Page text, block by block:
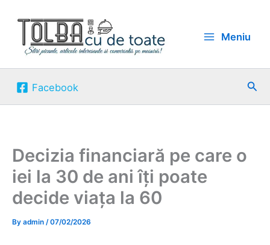
content
Meniu
Facebook
Decizia financiară pe care o
iei la 30 de ani îți poate
decide viața la 60
By admin /07/02/2026